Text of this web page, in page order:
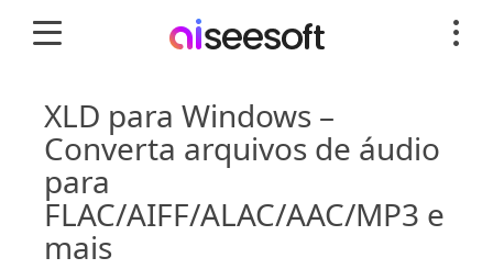
XLD para Windows –
Converta arquivos de áudio
para
FLAC/AIFF/ALAC/AAC/MP3 e
mais